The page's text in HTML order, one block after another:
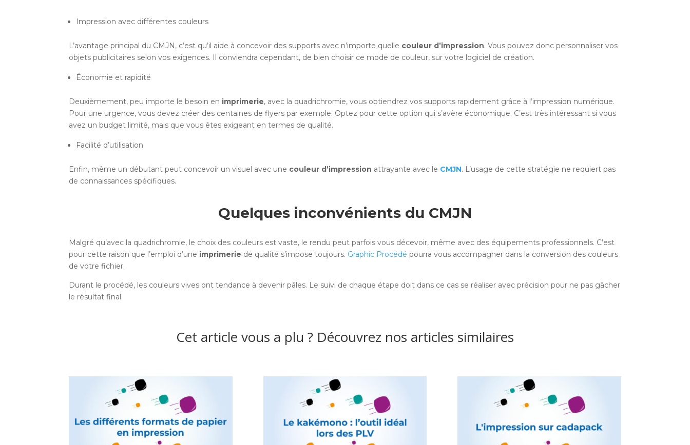
Impression avec différentes couleurs
L’avantage principal du CMJN, c’est qu’il aide à concevoir des supports avec n’importe quelle couleur d’impression. Vous pouvez donc personnaliser vos
objets publicitaires selon vos exigences. Il conviendra cependant, de bien choisir ce mode de couleur, sur votre logiciel de création.
Économie et rapidité
Deuxièmement, peu importe le besoin en imprimerie, avec la quadrichromie, vous obtiendrez vos supports rapidement grâce à l’impression numérique.
Pour une urgence, vous devez créer des centaines de flyers par exemple. Optez pour cette option qui s’avère économique. C’est très intéressant si vous
avez un budget limité, mais que vous êtes exigeant en termes de qualité.
Facilité d’utilisation
Enfin, même un débutant peut concevoir un visuel avec une couleur d’impression attrayante avec le CMJN. L’usage de cette stratégie ne requiert pas
de connaissances spécifiques.
Quelques inconvénients du CMJN
Malgré qu’avec la quadrichromie, le choix des couleurs est vaste, le rendu peut parfois vous décevoir, même avec des équipements professionnels. C’est
pour cette raison que l’emploi d’une imprimerie de qualité s’impose toujours. Graphic Procédé pourra vous accompagner dans la conversion des couleurs
de votre fichier.
Durant le procédé, les couleurs vives ont tendance à devenir pâles. Le suivi de chaque étape doit dans ce cas se réaliser avec précision pour ne pas gâcher
le résultat final.
Cet article vous a plu ? Découvrez nos articles similaires